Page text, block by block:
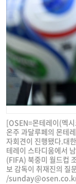
[OSEN=몬테레이(멕
온주 과달루페의 몬테
자회견이 진행됐다.대
테레이 스타디움에서
(FIFA) 북중미 월드컵
보 감독이 취재진의 질
/